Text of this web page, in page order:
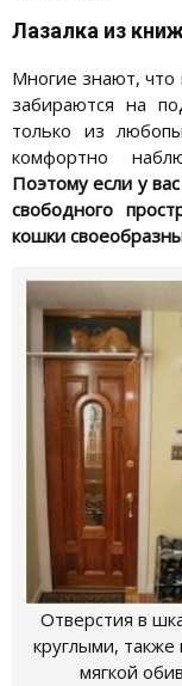
Лазалка из
Многие знают,
забираются на
только из
комфортно
Поэтому если у
свободного
кошки
Отверстия в
круглыми,
мягкой